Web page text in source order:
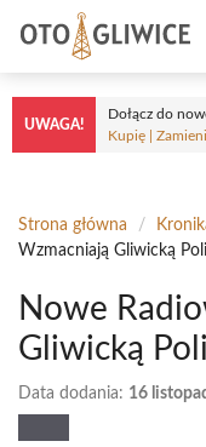
treści
UWAGA!
Dołącz do
Kupię |
Strona główna /
Wzmacniają Gliwicką
Nowe
Gliwicką
Data dodania: 16